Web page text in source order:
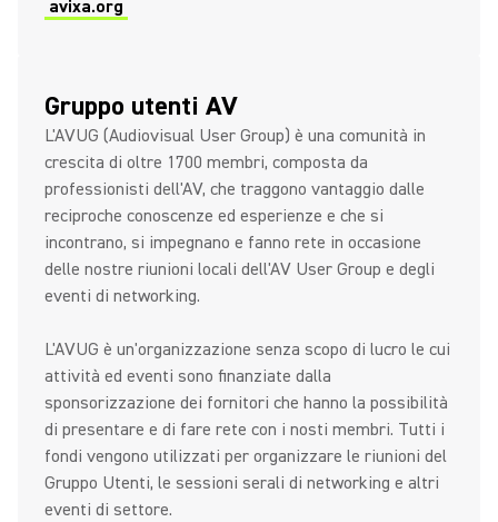
avixa.org
Gruppo utenti AV
L'AVUG (Audiovisual User Group) è una comunità in
crescita di oltre 1700 membri, composta da
professionisti dell'AV, che traggono vantaggio dalle
reciproche conoscenze ed esperienze e che si
incontrano, si impegnano e fanno rete in occasione
delle nostre riunioni locali dell'AV User Group e degli
eventi di networking.
L'AVUG è un'organizzazione senza scopo di lucro le cui
attività ed eventi sono finanziate dalla
sponsorizzazione dei fornitori che hanno la possibilità
di presentare e di fare rete con i nosti membri. Tutti i
fondi vengono utilizzati per organizzare le riunioni del
Gruppo Utenti, le sessioni serali di networking e altri
eventi di settore.